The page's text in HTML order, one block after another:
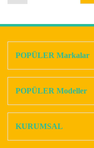
POPÜLER Markalar
POPÜLER Modeller
KURUMSAL